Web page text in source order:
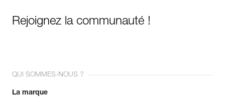
Rejoignez la communauté !
QUI SOMMES-NOUS ?
La marque